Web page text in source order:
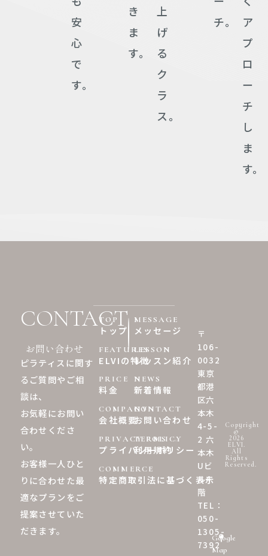
安
心
で
す。
き
ま
す。
上
げ
る
ク
ラ
ス。
チ。
ア
プ
ロ
ー
チ
し
ま
す。
CONTACT
お問い合わせ
ピラティスに関す
るご質問やご相
談は、
お気軽にお問い
合わせくださ
い。
お客様一人ひと
りに合わせた最
適なプランをご
提案させていた
だきます。
TOP
トップ
MESSAGE
メッセージ
FEATURES
ELVIの特徴
LESSON
レッスン紹介
PRICE
料金
NEWS
新着情報
COMPANY
会社概要
CONTACT
お問い合わせ
PRIVACY POLICY
プライバシーポリシー
TERMS
利用規約
COMMERCE
特定商取引法に基づく表示
〒
106-
0032
東京
都港
区六
本木
4-5-
2 六
本木
Uビ
ル4
階
TEL：
050-
1305-
7392
Google
Map
Copyright
©︎
2026
ELVI.
All
Rights
Reserved.